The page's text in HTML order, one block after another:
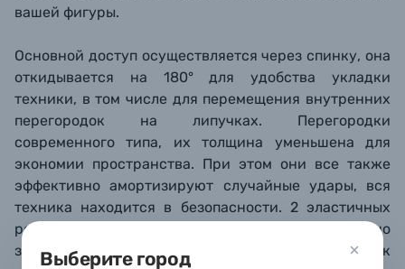
Выберите город
вашей фигуры.
Основной доступ осуществляется через спинку, она
откидывается на 180° для удобства укладки
техники, в том числе для перемещения внутренних
перегородок на липучках. Перегородки
современного типа, их толщина уменьшена для
экономии пространства. При этом они все также
эффективно амортизируют случайные удары, вся
техника находится в безопасности. 2 эластичных
ремешка на липучках позволяют дополнительно
зафиксировать крупные вещи, такие как